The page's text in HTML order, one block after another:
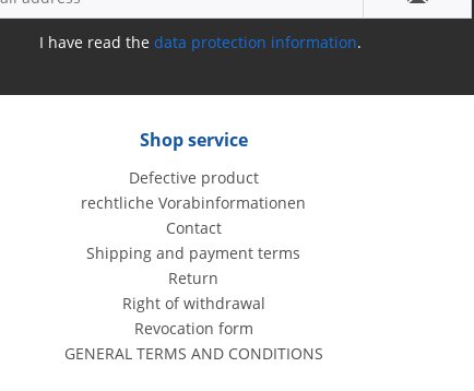
Shop service
Defective product
rechtliche Vorabinformationen
Contact
Shipping and payment terms
Return
Right of withdrawal
Revocation form
GENERAL TERMS AND CONDITIONS
I have read the data protection information.